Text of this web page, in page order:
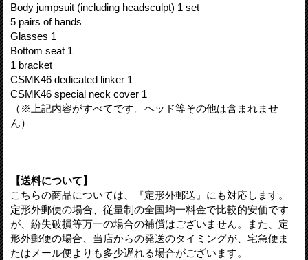
Body jumpsuit (including headsculpt) 1 set
5 pairs of hands
Glasses 1
Bottom seat 1
1 bracket
CSMK46 dedicated linker 1
CSMK46 special neck cover 1
（※上記内容がすべてです。ヘッド等その他は含まれませ
ん）
【送料について】
こちらの商品については、『定形外郵送』にも対応します。
定形外郵便の場合、従量制の全国均一料金で比較的安価です
が、紛失破損等万一の場合の補償はございません。また、定
形外郵便の場合、当店からの発送のタイミングが、宅急便ま
たはメール便よりも多少遅れる場合がございます。